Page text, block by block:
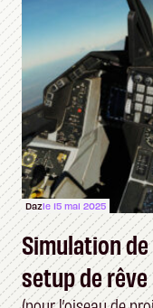
Dazle 15 mai 2025
Simulation
setup de rêve